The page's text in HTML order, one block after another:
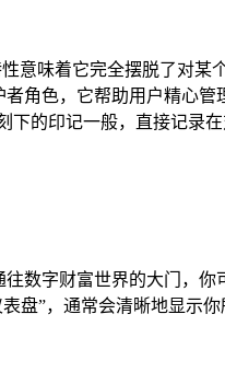
意味着它完全摆脱了对
角色，它帮助用户精心
的印记一般，直接记录
数字财富世界的大门，
盘”，通常会清晰地显示